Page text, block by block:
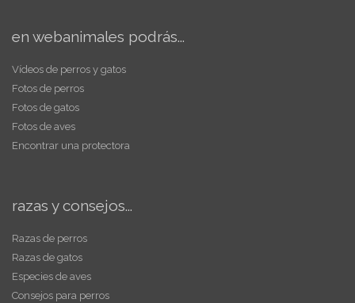
en webanimales podrás...
Vídeos de perros y gatos
Fotos de perros
Fotos de gatos
Fotos de aves
Encontrar una protectora
razas y consejos...
Razas de perros
Razas de gatos
Especies de aves
Consejos para perros